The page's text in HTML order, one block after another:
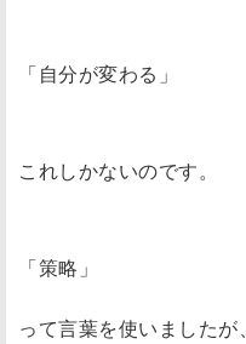
「自分が変わる」
これしかないのです。
「策略」
って言葉を使いましたが、